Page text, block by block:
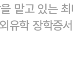
맡고 있는
유학 장학증